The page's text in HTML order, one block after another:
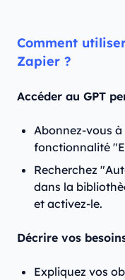
Comment
Zapier ?
Accéder au GPT
Abonnez-vous à
fonctionnalité
Recherchez
dans la
et activez-le.
Décrire vos
Expliquez vos